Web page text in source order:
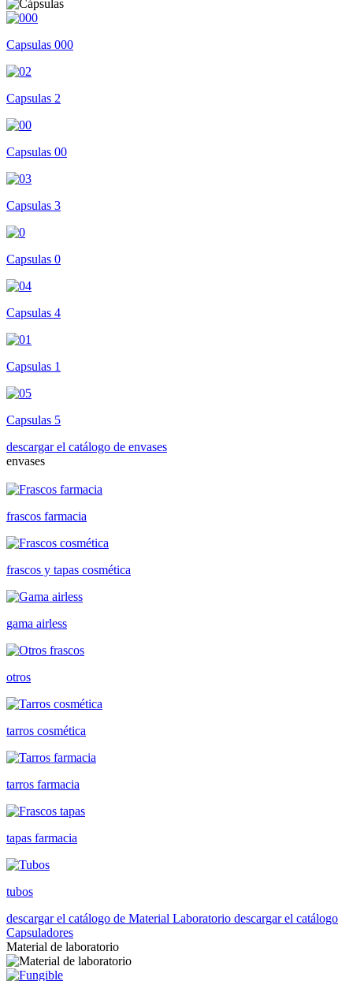
Capsulas 000
Capsulas 2
Capsulas 00
Capsulas 3
Capsulas 0
Capsulas 4
Capsulas 1
Capsulas 5
descargar el catálogo de envases
envases
frascos farmacia
frascos y tapas cosmética
gama airless
otros
tarros cosmética
tarros farmacia
tapas farmacia
tubos
descargar el catálogo de Material Laboratorio descargar el catálogo
Capsuladores
Material de laboratorio